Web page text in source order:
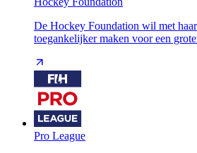
De Hockey Foundation wil met
toegankelijker maken voor een
Pro League